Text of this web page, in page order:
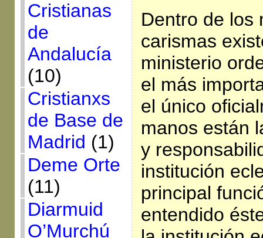
Cristianas
de
Andalucía
(10)
Cristianxs
de Base de
Madrid (1)
Deme Orte
(11)
Diarmuid
O’Murchú
Dentro de los
carismas
ministerio
el más
el único
manos están
y
institución
principal
entendido